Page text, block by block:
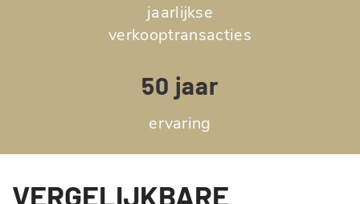
jaarlijkse
verkooptransacties
50 jaar
ervaring
VERGELIJKBARE